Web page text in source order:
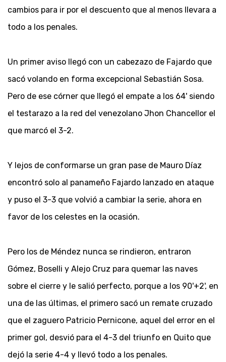
cambios para ir por el descuento que al menos llevara a
todo a los penales.
Un primer aviso llegó con un cabezazo de Fajardo que
sacó volando en forma excepcional Sebastián Sosa.
Pero de ese córner que llegó el empate a los 64' siendo
el testarazo a la red del venezolano Jhon Chancellor el
que marcó el 3-2.
Y lejos de conformarse un gran pase de Mauro Díaz
encontró solo al panameño Fajardo lanzado en ataque
y puso el 3-3 que volvió a cambiar la serie, ahora en
favor de los celestes en la ocasión.
Pero los de Méndez nunca se rindieron, entraron
Gómez, Boselli y Alejo Cruz para quemar las naves
sobre el cierre y le salió perfecto, porque a los 90'+2', en
una de las últimas, el primero sacó un remate cruzado
que el zaguero Patricio Pernicone, aquel del error en el
primer gol, desvió para el 4-3 del triunfo en Quito que
dejó la serie 4-4 y llevó todo a los penales.